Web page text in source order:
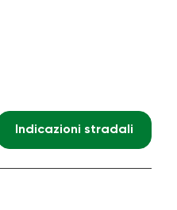
Indicazioni stradali